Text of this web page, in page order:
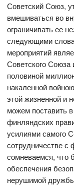
Советский Союз,
вмешиваться во
ограничивать ее
следующими
мероприятий
Советского Союза
половиной
накаленной
этой жизненной и
можем поставить
финляндских
усилиями самого
сотрудничестве
сомневаемся, что
обеспечения
нерушимой